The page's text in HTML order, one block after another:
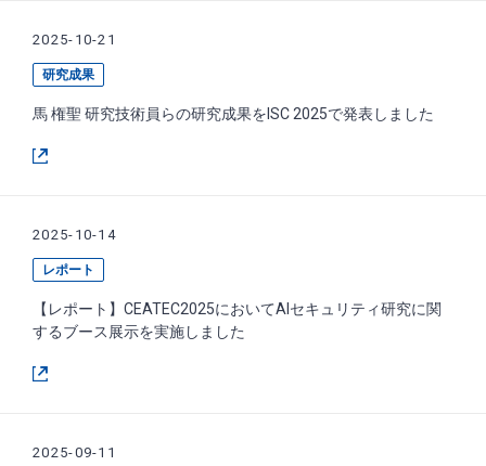
2025-10-21
研究成果
馬 権聖 研究技術員らの研究成果をISC 2025で発表しました
2025-10-14
レポート
【レポート】CEATEC2025においてAIセキュリティ研究に関
するブース展示を実施しました
2025-09-11